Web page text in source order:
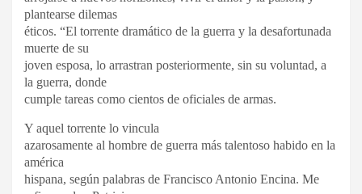
plantearse dilemas
éticos. “El torrente dramático de la guerra y la desafortunada
muerte de su
joven esposa, lo arrastran posteriormente, sin su voluntad, a
la guerra, donde
cumple tareas como cientos de oficiales de armas.
Y aquel torrente lo vincula
azarosamente al hombre de guerra más talentoso habido en la
américa
hispana, según palabras de Francisco Antonio Encina. Me